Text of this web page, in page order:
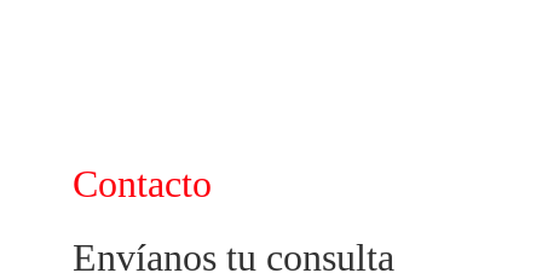
Envíanos tu consulta
Contacto